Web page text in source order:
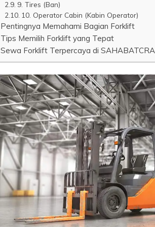
9. Tires (Ban)
10. Operator Cabin (Kabin Operator)
Pentingnya Memahami Bagian Forklift
Tips Memilih Forklift yang Tepat
Sewa Forklift Terpercaya di